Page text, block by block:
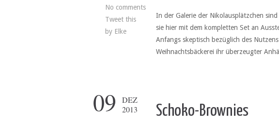
No comments
Tweet this
by Elke
In der Galerie der Nikolausplätzchen
sie hier mit dem kompletten Set an
Anfangs skeptisch bezüglich des
Weihnachtsbäckerei ihr überzeugter
09
DEZ
2013
Schoko-Brownies